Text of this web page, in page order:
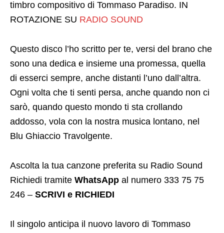
timbro compositivo di Tommaso Paradiso. IN
ROTAZIONE SU RADIO SOUND
Questo disco l’ho scritto per te, versi del brano che
sono una dedica e insieme una promessa, quella
di esserci sempre, anche distanti l’uno dall’altra.
Ogni volta che ti senti persa, anche quando non ci
sarò, quando questo mondo ti sta crollando
addosso, vola con la nostra musica lontano, nel
Blu Ghiaccio Travolgente.
Ascolta la tua canzone preferita su Radio Sound
Richiedi tramite WhatsApp al numero 333 75 75
246 – SCRIVI e RICHIEDI
Il singolo anticipa il nuovo lavoro di Tommaso